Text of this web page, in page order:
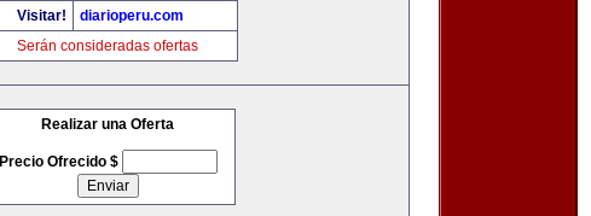
Visitar!
diarioperu.com
Serán consideradas ofertas
Realizar una Oferta
Precio Ofrecido $